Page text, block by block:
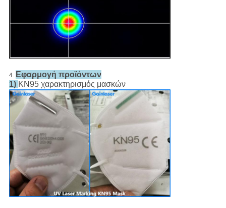
4. Εφαρμογή προϊόντων
1) KN95 χαρακτηρισμός μασκών